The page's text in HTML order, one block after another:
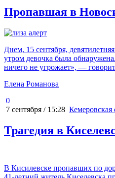
Пропавшая в
Днем, 15 сентября,
утром девочка была
ничего не угрожает», —
Елена Романова
0
7 сентября / 15:28 Кемеровская
Трагедия в
В Кисилевске пропавших по